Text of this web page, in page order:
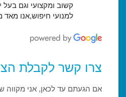
קשוב ומקצועי וגם
למנועי חיפוש,אנו מאד
צרו קשר לקבלת
אם הגעתם עד לכאן, אני